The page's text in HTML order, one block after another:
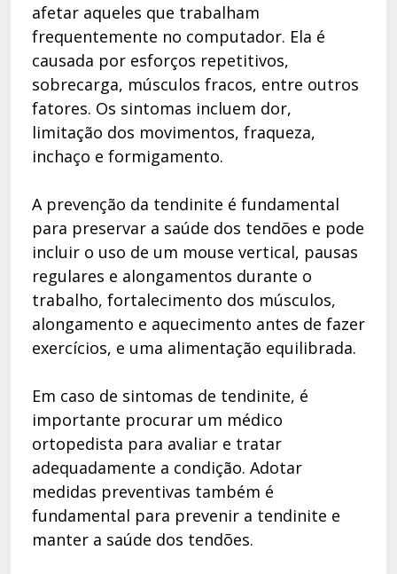
afetar aqueles que trabalham
frequentemente no computador. Ela é
causada por esforços repetitivos,
sobrecarga, músculos fracos, entre outros
fatores. Os sintomas incluem dor,
limitação dos movimentos, fraqueza,
inchaço e formigamento.
A prevenção da tendinite é fundamental
para preservar a saúde dos tendões e pode
incluir o uso de um mouse vertical, pausas
regulares e alongamentos durante o
trabalho, fortalecimento dos músculos,
alongamento e aquecimento antes de fazer
exercícios, e uma alimentação equilibrada.
Em caso de sintomas de tendinite, é
importante procurar um médico
ortopedista para avaliar e tratar
adequadamente a condição. Adotar
medidas preventivas também é
fundamental para prevenir a tendinite e
manter a saúde dos tendões.